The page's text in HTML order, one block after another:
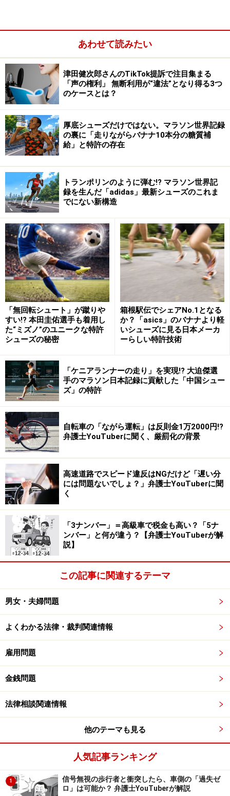
「受忍限度」がポイントですが……
【回答】
騒音に関する法律には「騒音規制法」があります。もっ
とも、この法律は工場や事業場、建設工事に伴って生じ
る騒音を規制するものであり、隣人関係の騒音に関する
法律ではありません。その他、騒音に関して明確に定め
た法律はありません。
また、騒音を規制する条例は存在しますが、騒音規制法
と同様に営業活動に関するものであり、“生活騒音”を直
そうはいっても、生活騒音をどれだけ出してもいいわけ
ではありません。生活騒音によるトラブルに関する裁判
では、よく「受忍限度（社会生活を送る上で、一般人が
我慢できるとされる程度）」を超える騒音であるか否か
で判断されます。受忍限度を超える騒音であれば、損害
賠償責任が発生します。
ただ、この受忍限度というものも、はっきりとした基準
ではありません。音の大きさだけでなく、時間帯や音の
出し方、回避可能性などさまざまな事情を考慮して決め
ています。
裁判例の中には50dB前後を基準とする傾向があります
の事情も考慮しますので、明確に50dB以上ならダメとか
50dB未満なら大丈夫というものではないのです。
騒音被害に遭った場合の対処法をお伝えし
ます
まずは“穏当に”隣人へ話をしてみましょう。音を出して
ます（音を聞かされている側が、音が大きいと思い込ん
でいるケースも多いです）。また、防音材を使用する、
時間帯に配慮してもらうことで回避できることもありま
す。
ただし、相手の怒りを買ったり嫌がらせを受けたりする
のが心配なときは、無理をする必要はありません。近隣
あわせて読みたい
津田健次郎さんのTikTok提訴で注目集まる
「声の権利」 無断利用が“違法”となり得る3つ
のケースとは？
厚底シューズだけではない。マラソン世界記録
の裏に「走りながらバナナ10本分の糖質補
給」と特許の存在
トランポリンのように弾む!? マラソン世界記
録を生んだ「adidas」最新シューズのこれま
でにない新構造
「無回転シュート」が蹴りや
すい!? 本田圭佑選手も着用し
た“ミズノ”のユニークな特許
シューズの秘密
箱根駅伝でシェアNo.1となる
か？「asics」のバナナより軽
いシューズに見る日本メーカ
ーらしい特許技術
「ケニアランナーの走り」を実現!? 大迫傑選
手のマラソン日本記録に貢献した「中国シュー
ズ」の特許
自転車の「ながら運転」は反則金1万2000円!?
弁護士YouTuberに聞く、厳罰化の背景
高速道路でスピード違反はNGだけど「遅い分
には問題ないでしょ？」弁護士YouTuberに聞
く
「3ナンバー」＝高級車で税金も高い？「5ナ
ンバー」と何が違う？【弁護士YouTuberが解
説】
この記事に関連するテーマ
男女・夫婦問題
よくわかる法律・裁判関連情報
雇用問題
金銭問題
法律相談関連情報
他のテーマも見る
人気記事ランキング
1
信号無視の歩行者と衝突したら、車側の「過失ゼ
ロ」は可能か？ 弁護士YouTuberが解説